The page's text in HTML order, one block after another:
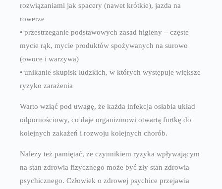
rozwiązaniami jak spacery (nawet krótkie), jazda na
rowerze
• przestrzeganie podstawowych zasad higieny – częste
mycie rąk, mycie produktów spożywanych na surowo
(owoce i warzywa)
• unikanie skupisk ludzkich, w których występuje większe
ryzyko zarażenia
Warto wziąć pod uwagę, że każda infekcja osłabia układ
odpornościowy, co daje organizmowi otwartą furtkę do
kolejnych zakażeń i rozwoju kolejnych chorób.
Należy też pamiętać, że czynnikiem ryzyka wpływającym
na stan zdrowia fizycznego może być zły stan zdrowia
psychicznego. Człowiek o zdrowej psychice przejawia